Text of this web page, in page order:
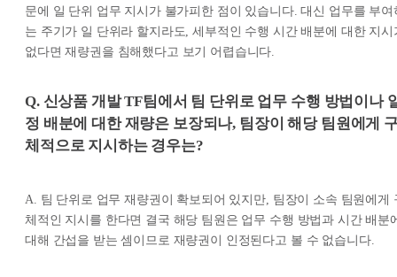
문에 일 단위 업무 지시가 불가피한 점이 있습니다. 대신 업무를 부여
는 주기가 일 단위라 할지라도, 세부적인 수행 시간 배분에 대한 지시
없다면 재량권을 침해했다고 보기 어렵습니다.
Q. 신상품 개발 TF팀에서 팀 단위로 업무 수행 방법이나
정 배분에 대한 재량은 보장되나, 팀장이 해당 팀원에게
체적으로 지시하는 경우는?
A. 팀 단위로 업무 재량권이 확보되어 있지만, 팀장이 소속 팀원에게
체적인 지시를 한다면 결국 해당 팀원은 업무 수행 방법과 시간 배분
대해 간섭을 받는 셈이므로 재량권이 인정된다고 볼 수 없습니다.